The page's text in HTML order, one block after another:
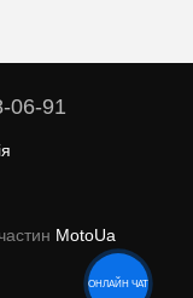
06-91
MotoUa
ОНЛАЙН ЧАТ